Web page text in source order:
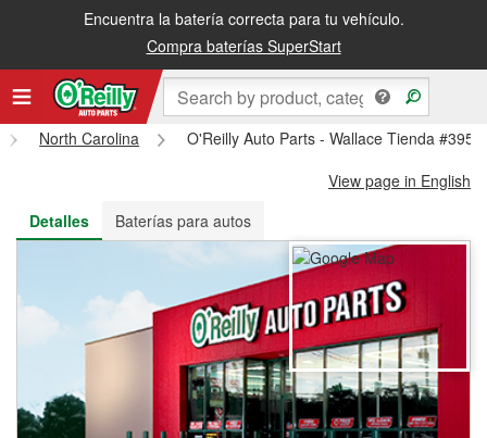
Encuentra la batería correcta para tu vehículo.
Compra baterías SuperStart
Recibe tu orden gratis al día siguiente o recógela en la tienda
North Carolina
O'Reilly Auto Parts - Wallace Tienda #3951
View page in English
Detalles
Baterías para autos